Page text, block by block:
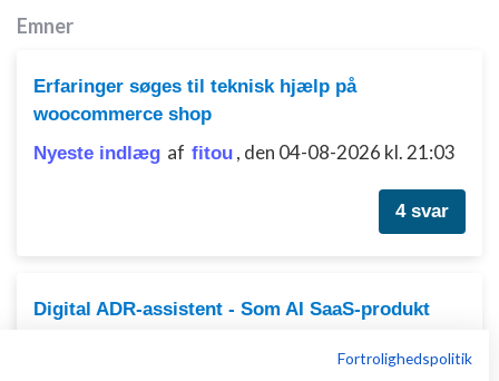
Emner
Erfaringer søges til teknisk hjælp på
woocommerce shop
Nyeste indlæg af fitou , den 04-08-2026 kl. 21:03
4 svar
Digital ADR-assistent - Som AI SaaS-produkt
Fortrolighedspolitik